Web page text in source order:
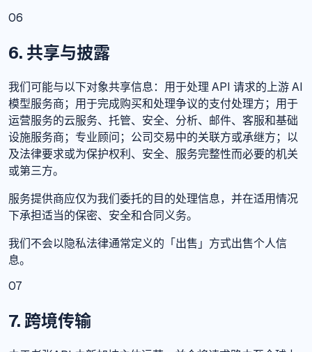
06
6. 共享与披露
我们可能与以下对象共享信息：用于处理 API 请求的上游 AI
模型服务商；用于完成购买和处理争议的支付处理方；用于
运营服务的云服务、托管、安全、分析、邮件、客服和基础
设施服务商；专业顾问；公司交易中的关联方或承继方；以
及法律要求或为保护权利、安全、服务完整性而必要的机关
或第三方。
服务提供商应仅为我们委托的目的处理信息，并在适用情况
下承担适当的保密、安全和合同义务。
我们不会以隐私法律通常定义的「出售」方式出售个人信
息。
07
7. 跨境传输